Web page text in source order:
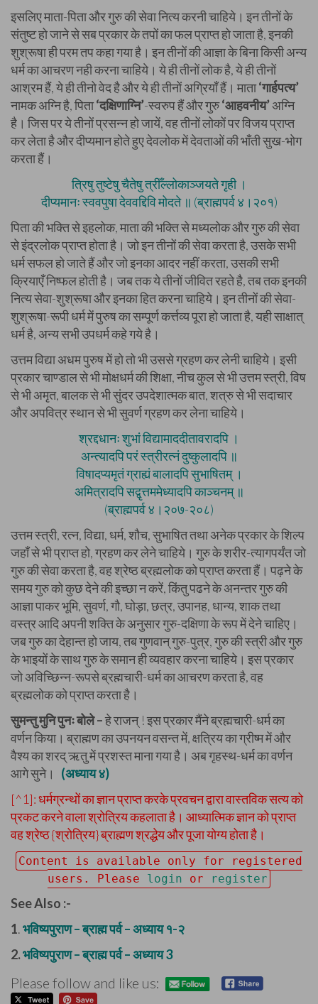
इसलिए माता-पिता और गुरु की सेवा नित्य करनी चाहिये। इन तीनों के
संतुष्ट हो जाने से सब प्रकार के तपों का फल प्राप्त हो जाता है, इनकी
शुश्रूषा ही परम तप कहा गया है। इन तीनों की आज्ञा के बिना किसी अन्य
धर्म का आचरण नही करना चाहिये। ये ही तीनों लोक है, ये ही तीनों
आश्रम हैं, ये ही तीनो वेद है और ये ही तीनों अग्रियाँ हैं। माता‘गार्हपत्य’
नामक अग्नि है, पिता‘दक्षिणाग्नि’-स्वरुप हैं और गुरु‘आहवनीय’अग्नि
है। जिस पर ये तीनों प्रसन्न हो जायें, वह तीनों लोकों पर विजय प्राप्त
कर लेता है और दीप्यमान होते हुए देवलोक में देवताओं की भाँती सुख-भोग
करता हैं।
त्रिषु तुष्टेषु चैतेषु त्रीँल्लोकाञ्जयते गृही ।
दीप्यमानः स्ववपुषा देववद्दिवि मोदते ॥ (ब्राह्मपर्व ४।२०१)
पिता की भक्ति से इहलोक, माता की भक्ति से मध्यलोक और गुरु की सेवा
से इंद्रलोक प्राप्त होता है। जो इन तीनों की सेवा करता है, उसके सभी
धर्म सफल हो जाते हैं और जो इनका आदर नहीं करता, उसकी सभी
क्रियाएँ निष्फल होती है। जब तक ये तीनों जीवित रहते है, तब तक इनकी
नित्य सेवा-शुश्रूषा और इनका हित करना चाहिये। इन तीनों की सेवा-
शुश्रूषा-रूपी धर्म में पुरुष का सम्पूर्ण कर्त्तव्य पूरा हो जाता है, यही साक्षात्
धर्म है, अन्य सभी उपधर्म कहे गये है।
उत्तम विद्या अधम पुरुष में हो तो भी उससे ग्रहण कर लेनी चाहिये। इसी
प्रकार चाण्डाल से भी मोक्षधर्म की शिक्षा, नीच कुल से भी उत्तम स्त्री, विष
से भी अमृत, बालक से भी सुंदर उपदेशात्मक बात, शत्रु से भी सदाचार
और अपवित्र स्थान से भी सुवर्ण ग्रहण कर लेना चाहिये।
श्रद्दधानः शुभां विद्यामाददीतावरादपि ।
अन्त्यादपि परं स्त्रीरत्नं दुष्कुलादपि ॥
विषादप्यमृतं ग्राह्यं बालादपि सुभाषितम् ।
अमित्रादपि सद्वृत्तममेध्यादपि काञ्चनम् ॥
(ब्राह्मपर्व ४।२०७-२०८)
उत्तम स्त्री, रत्न, विद्या, धर्म, शौच, सुभाषित तथा अनेक प्रकार के शिल्प
जहाँ से भी प्राप्त हो, ग्रहण कर लेने चाहिये। गुरु के शरीर-त्यागपर्यंत जो
गुरु की सेवा करता है, वह श्रेष्ठ ब्रह्मलोक को प्राप्त करता हैं। पढ़ने के
समय गुरु को कुछ देने की इच्छा न करें, किंतु पढने के अनन्तर गुरु की
आज्ञा पाकर भूमि, सुवर्ण, गौ, घोड़ा, छत्र, उपानह, धान्य, शाक तथा
वस्त्र आदि अपनी शक्ति के अनुसार गुरु-दक्षिणा के रूप में देने चाहिए।
जब गुरु का देहान्त हो जाय, तब गुणवान् गुरु-पुत्र, गुरु की स्त्री और गुरु
के भाइयों के साथ गुरु के समान ही व्यवहार करना चाहिये। इस प्रकार
जो अविच्छिन्न-रूपसे ब्रह्मचारी-धर्म का आचरण करता है, वह
ब्रह्मलोक को प्राप्त करता है।
सुमन्तु मुनि पुनः बोले –हे राजन् ! इस प्रकार मैंने ब्रह्मचारी-धर्म का
वर्णन किया। ब्राह्मण का उपनयन वसन्त में, क्षत्रिय का ग्रीष्म में और
वैश्य का शरद् ऋतु में प्रशस्त माना गया है। अब गृहस्थ-धर्म का वर्णन
आगे सुने। (अध्याय ४)
[^1]: धर्मग्रन्थों का ज्ञान प्राप्त करके प्रवचन द्वारा वास्तविक सत्य को
प्रकट करने वाला श्रोत्रिय कहलाता है। आध्यात्मिक ज्ञान को प्राप्त
वह श्रेष्ठ {श्रोत्रिय} ब्राह्मण श्रद्धेय और पूजा योग्य होता है।
Content is available only for registered
users. Please login or register
See Also :-
1.भविष्यपुराण – ब्राह्म पर्व – अध्याय १-२
2.भविष्यपुराण – ब्राह्म पर्व – अध्याय 3
Please follow and like us: